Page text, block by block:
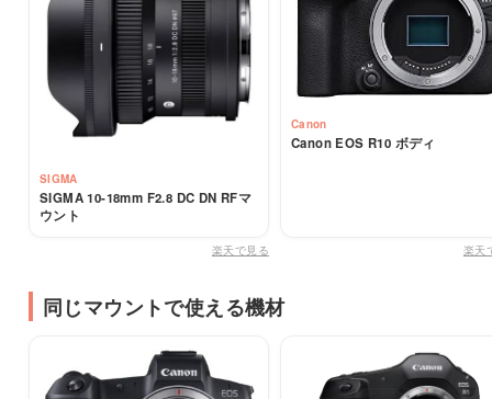
SIGMA
SIGMA 10-18mm F2.8 DC DN RFマ
ウント
楽天で見る
Canon
Canon EOS R10 ボディ
楽天
同じマウントで使える機材